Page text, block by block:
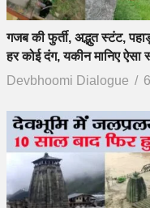
गजब की फुर्ती, अद्भुत स्टंट,
हर कोई दंग, यकीन मानिए ऐसा
Devbhoomi Dialogue